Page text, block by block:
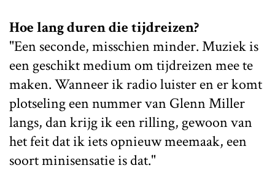
Hoe lang duren die tijdreizen?
"Een seconde, misschien minder. Muziek is
een geschikt medium om tijdreizen mee te
maken. Wanneer ik radio luister en er komt
plotseling een nummer van Glenn Miller
langs, dan krijg ik een rilling, gewoon van
het feit dat ik iets opnieuw meemaak, een
soort minisensatie is dat."